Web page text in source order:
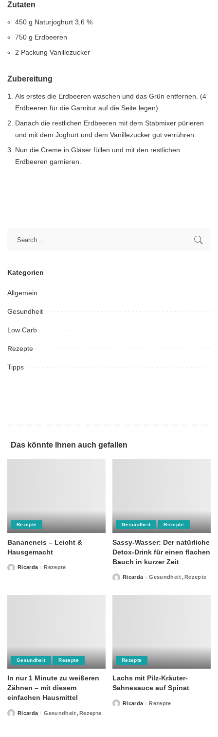
Zutaten
450 g Naturjoghurt 3,6 %
750 g Erdbeeren
2 Packung Vanillezucker
Zubereitung
Als erstes die Erdbeeren waschen und das Grün entfernen. (4
Erdbeeren für die Garnitur auf die Seite legen).
Danach die restlichen Erdbeeren mit dem Stabmixer pürieren
und mit dem Joghurt und dem Vanillezucker gut verrühren.
Nun die Creme in Gläser füllen und mit den restlichen
Erdbeeren garnieren.
Kategorien
Allgemein
Gesundheit
Low Carb
Rezepte
Tipps
Das könnte Ihnen auch gefallen
Rezepte
Bananeneis – Leicht &
Hausgemacht
PostedRicarda Rezepte
Gesundheit Rezepte
Sassy-Wasser: Der natürliche
Detox-Drink für einen flachen
Bauch in kurzer Zeit
PostedRicarda Gesundheit Rezepte
Gesundheit Rezepte
In nur 1 Minute zu weißeren
Zähnen – mit diesem
einfachen Hausmittel
PostedRicarda Gesundheit Rezepte
Rezepte
Lachs mit Pilz-Kräuter-
Sahnesauce auf Spinat
PostedRicarda Rezepte